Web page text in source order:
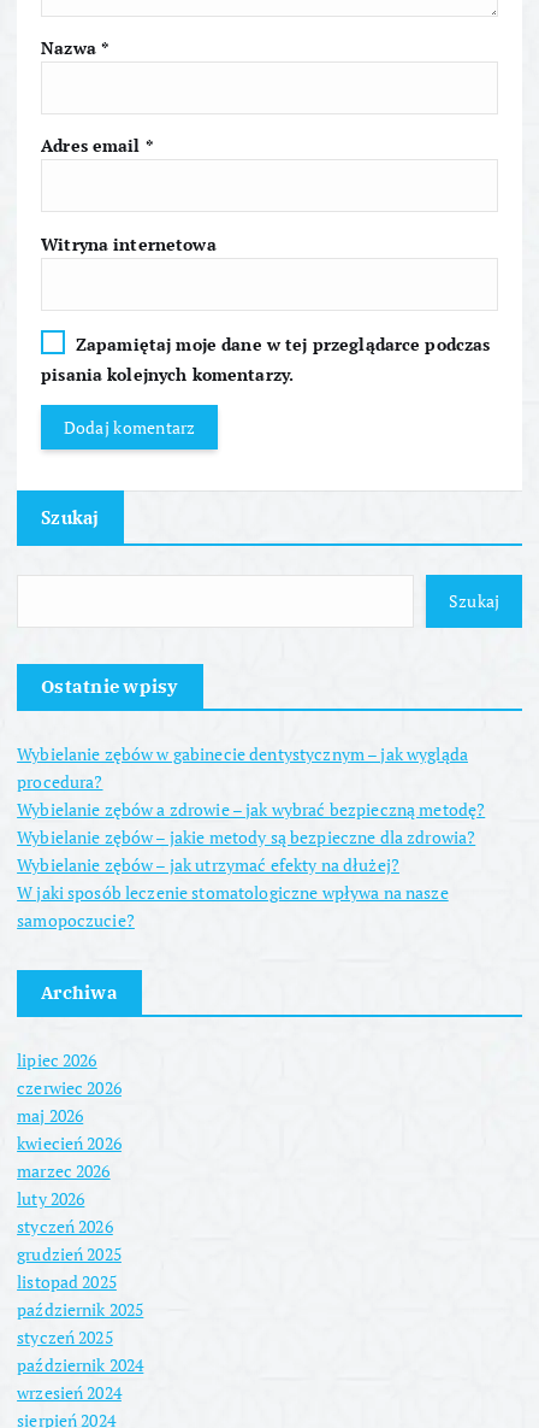
p
s
u
Nazwa *
Adres email *
Witryna internetowa
Zapamiętaj moje dane w tej przeglądarce podczas
pisania kolejnych komentarzy.
Szukaj
Szukaj
Ostatnie wpisy
Wybielanie zębów w gabinecie dentystycznym – jak wygląda
procedura?
Wybielanie zębów a zdrowie – jak wybrać bezpieczną metodę?
Wybielanie zębów – jakie metody są bezpieczne dla zdrowia?
Wybielanie zębów – jak utrzymać efekty na dłużej?
W jaki sposób leczenie stomatologiczne wpływa na nasze
samopoczucie?
Archiwa
lipiec 2026
czerwiec 2026
maj 2026
kwiecień 2026
marzec 2026
luty 2026
styczeń 2026
grudzień 2025
listopad 2025
październik 2025
styczeń 2025
październik 2024
wrzesień 2024
sierpień 2024